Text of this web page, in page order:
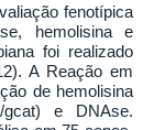
fenotípica
hemolisina e
foi realizado
A Reação em
de hemolisina
gcat) e DNAse.